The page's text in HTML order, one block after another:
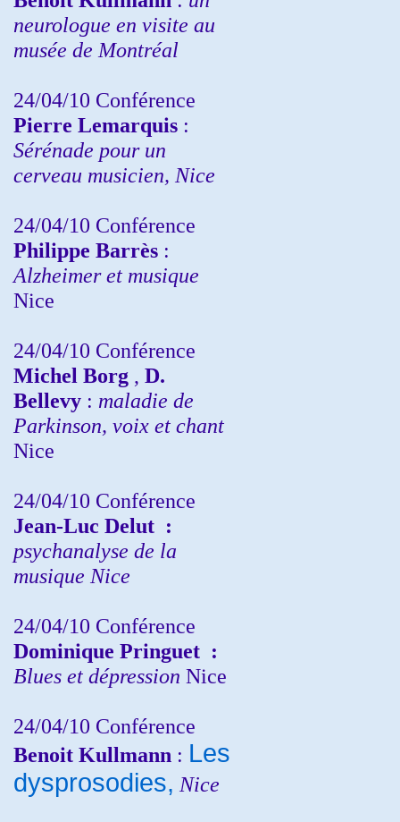
neurologue en visite au
musée de Montréal
24/04/10 Conférence
Pierre Lemarquis :
Sérénade pour un
cerveau musicien, Nice
24/04/10 Conférence
Philippe Barrès :
Alzheimer et musique
Nice
24/04/10 Conférence
Michel Borg , D.
Bellevy : maladie de
Parkinson, voix et chant
Nice
24/04/10 Conférence
Jean-Luc Delut :
psychanalyse de la
musique Nice
24/04/10 Conférence
Dominique Pringuet :
Blues et dépression Nice
24/04/10 Conférence
Benoit Kullmann : Les
dysprosodies, Nice